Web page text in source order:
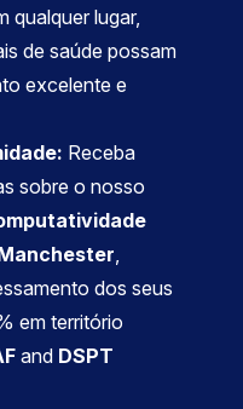
qualquer lugar,
de saúde possam
excelente e
Receba
sobre o nosso
dos seus
em território
and DSPT